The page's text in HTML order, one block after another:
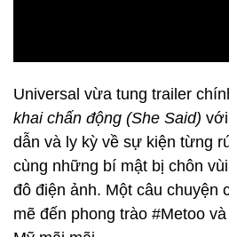
Universal vừa tung trailer
khai chấn động (She Said)
dẫn và ly kỳ về sự kiện từng
cùng những bí mật bị chôn
đô điện ảnh. Một câu chuyện
mẽ đến phong trào #Metoo